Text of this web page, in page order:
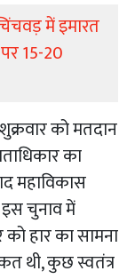
में इमारत
15-20
को मतदान
का
महाविकास
चुनाव में
हार का सामना
थी, कुछ स्वतंत्र